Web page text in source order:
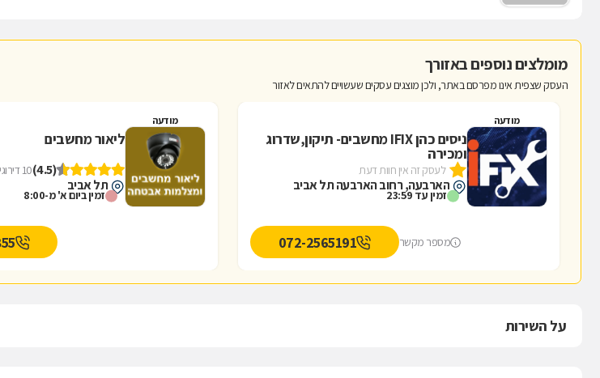
מומלצים נוספים באזורך
העסק שצפית אינו מפרסם באתר, ולכן מוצגים עסקים שעשויים להתאים לאזור
מודעה
ניסים כהן IFIX מחשבים- תיקון,שדרוג
ומכירה
לעסק זה אין חוות דעת
הארבעה, רחוב הארבעה תל אביב
זמין עד 23:59
מספר מקשר 072-2565191
מודעה
ליאור מחשבים
(4.5) 10 דירוגים
תל אביב
זמין ביום א' מ-8:00
על השירות